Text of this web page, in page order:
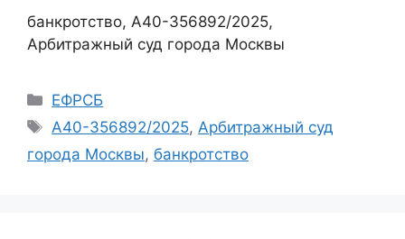
банкротство, А40-356892/2025,
Арбитражный суд города Москвы
Рубрики
ЕФРСБ
Метки
А40-356892/2025,Арбитражный суд
города Москвы, банкротство